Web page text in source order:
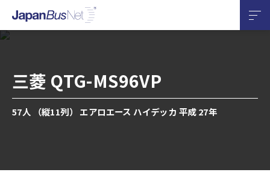
三菱 QTG-MS96VP
57人 （縦11列） エアロエース ハイデッカ 平成 27年